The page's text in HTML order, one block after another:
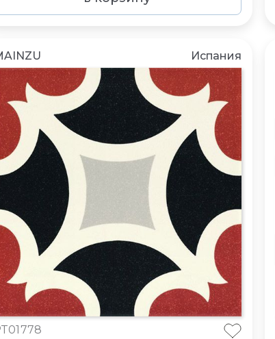
Испания